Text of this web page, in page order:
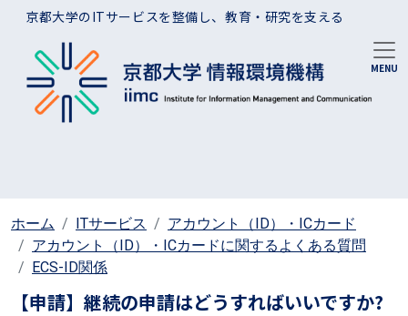
メインコンテンツに移動
京都大学のITサービスを整備し、教育・研究を支える
ホーム ITサービス
アカウント（ID）・ICカード
アカウント（ID）・ICカードに関するよくある質問
ECS-ID関係
【申請】継続の申請はどうすればいいですか?